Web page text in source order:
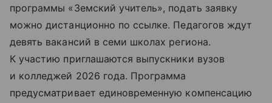
программы «Земский учитель», подать заявку
можно дистанционно по ссылке. Педагогов ждут
девять вакансий в семи школах региона.
К участию приглашаются выпускники вузов
и колледжей 2026 года. Программа
предусматривает единовременную компенсацию